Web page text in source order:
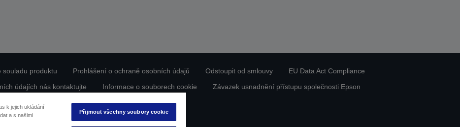
souladu produktu Prohlášení o ochraně osobních údajů Odstoupit od smlouvy
EU Data Act Compliance
údajích nás kontaktujte
Informace o souborech cookie Závazek usnadnění přístupu společnosti Epson
Copyright © 2026 Seiko Epson
k jejich ukládání
a s našimi
Přijmout všechny soubory cookie